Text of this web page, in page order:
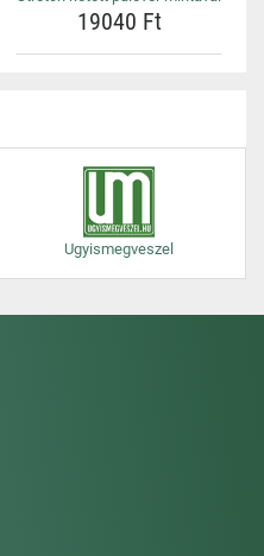
19040 Ft
Ugyismegveszel